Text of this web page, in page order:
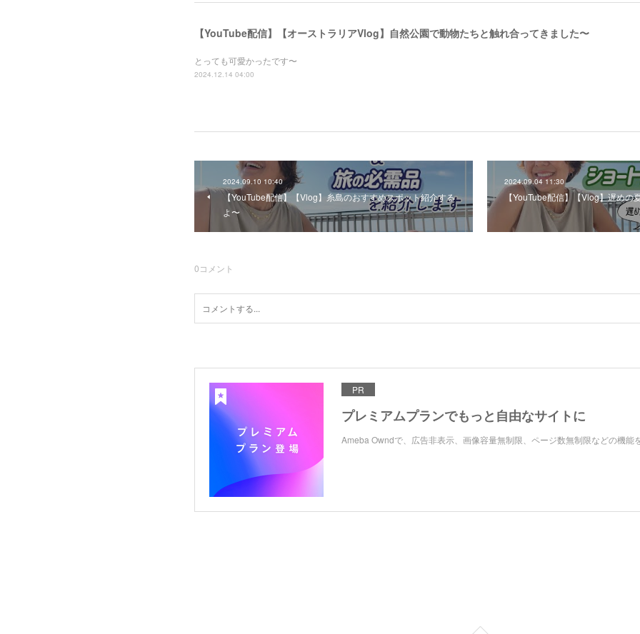
【YouTube配信】【オーストラリアVlog】自然公園で動物たちと触れ合ってきました〜
とっても可愛かったです〜
2024.12.14 04:00
2024.09.10 10:40
【YouTube配信】【Vlog】糸島のおすすめスポット紹介する
よ〜
2024.09.04 11:30
【YouTube配信】【Vlog】遅めの
0コメント
PR
プレミアムプランでもっと自由なサイトに
Ameba Owndで、広告非表示、画像容量無制限、ページ数無制限などの機能